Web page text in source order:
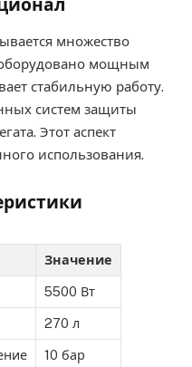
множество
мощным
стабильную работу.
систем защиты
Этот аспект
использования.
Значение
5500 Вт
270 л
10 бар